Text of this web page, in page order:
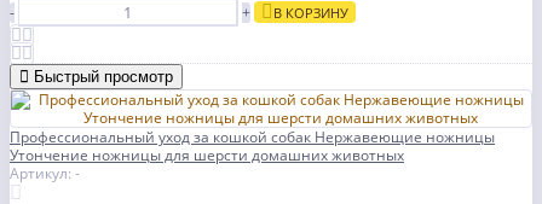
-
+ В КОРЗИНУ
Быстрый просмотр
Профессиональный уход за кошкой собак Нержавеющие ножницы
Утончение ножницы для шерсти домашних животных
Артикул: -